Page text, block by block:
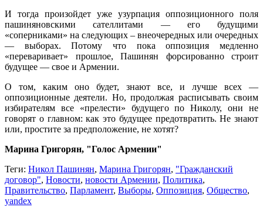
И тогда произойдет уже узурпация оппозиционного поля
пашиняновскими сателлитами — его будущими
«соперниками» на следующих – внеочередных или очередных
— выборах. Потому что пока оппозиция медленно
«переваривает» прошлое, Пашинян форсированно строит
будущее — свое и Армении.
О том, каким оно будет, знают все, и лучше всех —
оппозиционные деятели. Но, продолжая расписывать своим
избирателям все «прелести» будущего по Николу, они не
говорят о главном: как это будущее предотвратить. Не знают
или, простите за предположение, не хотят?
Марина Григорян, "Голос Армении"
Теги: Никол Пашинян, Марина Григорян, "Гражданский
договор", Новости, новости Армении, Политика,
Правительство, Парламент, Выборы, Оппозиция, Общество,
yandex